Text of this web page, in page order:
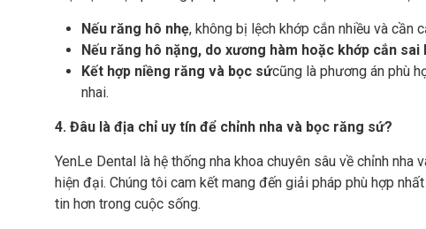
Nếu răng hô nhẹ, không bị lệch khớp cắn nhiều và cần
Nếu răng hô nặng, do xương hàm hoặc khớp cắn sai
Kết hợp niềng răng và bọc sứcũng là phương án phù
nhai.
4. Đâu là địa chỉ uy tín để chỉnh nha và bọc răng sứ?
YenLe Dental là hệ thống nha khoa chuyên sâu về chỉnh
hiện đại. Chúng tôi cam kết mang đến giải pháp phù hợp
tin hơn trong cuộc sống.